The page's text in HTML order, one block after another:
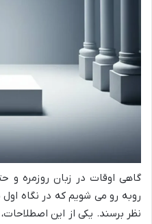
گاهی اوقات در زبان روزمره و
روبه رو می شویم که در نگاه
نظر برسند. یکی از این